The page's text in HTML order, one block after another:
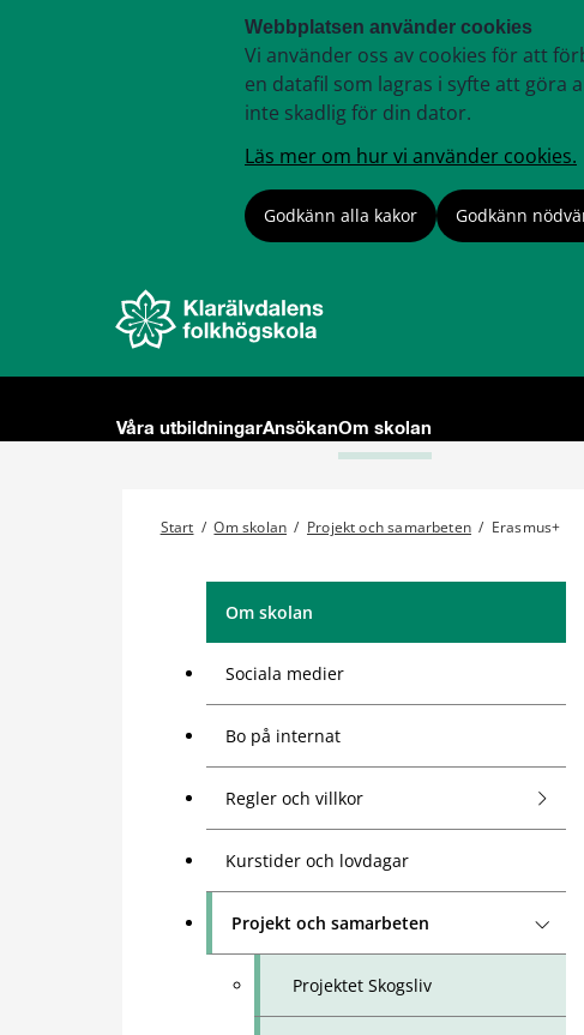
Webbplatsen använder cookies
Vi använder oss av cookies för att
en datafil som lagras i syfte att göra
inte skadlig för din dator.
Läs mer om hur vi använder cookies.
Godkänn alla kakor Godkänn
Våra utbildningarAnsökanOm skolan
Start / Om skolan / Projekt och samarbeten / Erasmus+
Om skolan
Sociala medier
Bo på internat
Regler och villkor
Kurstider och lovdagar
Projekt och samarbeten
Projektet Skogsliv